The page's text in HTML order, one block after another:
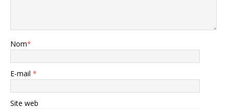
Nom*
E-mail *
Site web